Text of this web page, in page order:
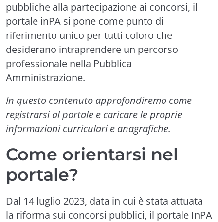
pubbliche alla partecipazione ai concorsi, il
portale inPA si pone come punto di
riferimento unico per tutti coloro che
desiderano intraprendere un percorso
professionale nella Pubblica
Amministrazione.
In questo contenuto approfondiremo come
registrarsi al portale e caricare le proprie
informazioni curriculari e anagrafiche.
Come orientarsi nel
portale?
Dal 14 luglio 2023, data in cui è stata attuata
la riforma sui concorsi pubblici, il portale InPA